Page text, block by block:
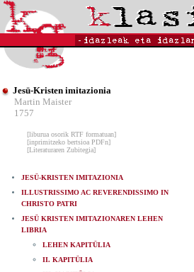
Jesü-Kristen imitazionia
Martin Maister
1757
[liburua osorik RTF formatuan]
[inprimitzeko bertsioa PDFn]
[Literaturaren Zubitegia]
JESÜ-KRISTEN IMITAZIONIA
ILLUSTRISSIMO AC REVERENDISSIMO IN
CHRISTO PATRI
JESÜ KRISTEN IMITAZIONAREN LEHEN
LIBRIA
LEHEN KAPITÜLIA
II. KAPITÜLIA